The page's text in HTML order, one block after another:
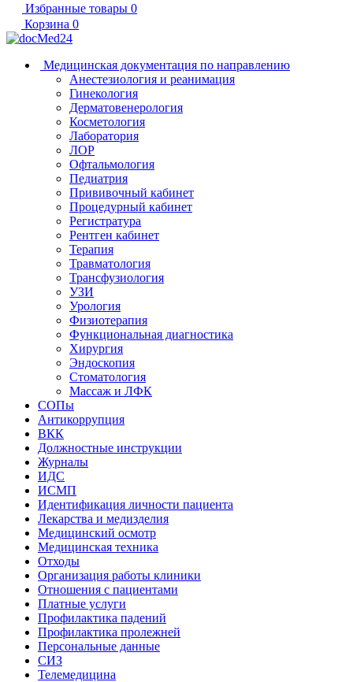
Избранные товары 0
Корзина 0
Медицинская документация по направлению
Анестезиология и реанимация
Гинекология
Дерматовенерология
Косметология
Лаборатория
ЛОР
Офтальмология
Педиатрия
Прививочный кабинет
Процедурный кабинет
Регистратура
Рентген кабинет
Терапия
Травматология
Трансфузиология
УЗИ
Урология
Физиотерапия
Функциональная диагностика
Хирургия
Эндоскопия
Стоматология
Массаж и ЛФК
СОПы
Антикоррупция
ВКК
Должностные инструкции
Журналы
ИДС
ИСМП
Идентификация личности пациента
Лекарства и медизделия
Медицинский осмотр
Медицинская техника
Отходы
Организация работы клиники
Отношения с пациентами
Платные услуги
Профилактика падений
Профилактика пролежней
Персональные данные
СИЗ
Телемедицина